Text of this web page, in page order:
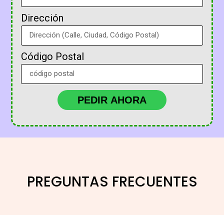
Dirección
Código Postal
PEDIR AHORA
PREGUNTAS FRECUENTES